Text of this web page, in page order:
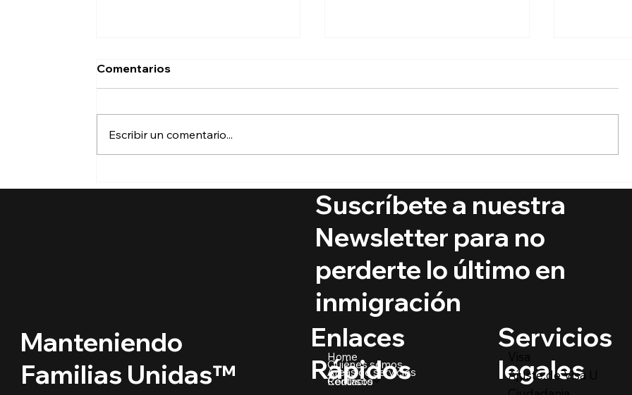
derechos de los niños
de Visas Septiembre 2025
Comentarios
Escribir un comentario...
Manteniendo
Familias Unidas™
Suscríbete a nuestra
Newsletter para no
perderte lo último en
inmigración
Enlaces
Rápidos
Home
Quiénes somos
Áreas de servicios
Recursos
Contacto
Servicios
legales
Ajuste de Visa U